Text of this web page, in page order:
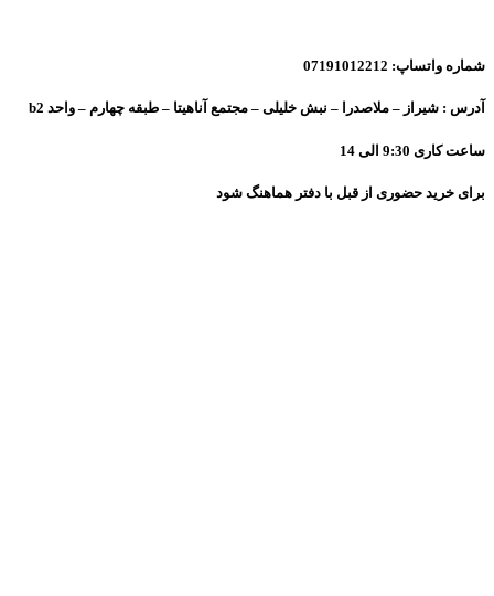
شماره واتساپ: 07191012212
آدرس : شیراز – ملاصدرا – نبش خلیلی – مجتمع آناهیتا – طبقه چهارم – واحد b2
ساعت کاری 9:30 الی 14
برای خرید حضوری از قبل با دفتر هماهنگ شود